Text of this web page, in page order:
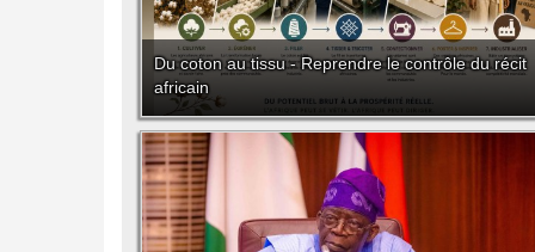
Du coton au tissu - Reprendre le contrôle du récit
africain